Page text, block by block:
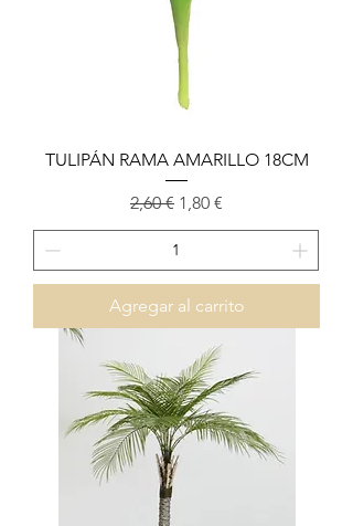
TULIPÁN RAMA AMARILLO 18CM
Precio
2,60 € Precio de oferta
1,80 €
Agregar al carrito